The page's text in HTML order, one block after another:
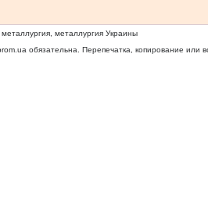
металлургия Украины
обязательна. Перепечатка, копирование или